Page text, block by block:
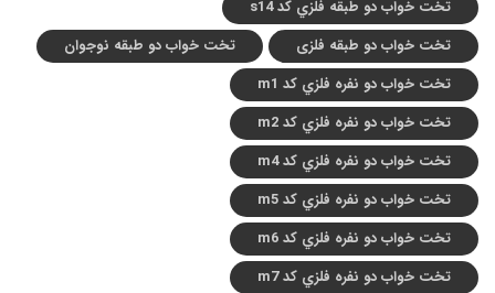
تخت خواب دو طبقه فلزي کد s14
تخت خواب دو طبقه فلزی
تخت خواب دو طبقه نوجوان
تخت خواب دو نفره فلزي کد m1
تخت خواب دو نفره فلزي کد m2
تخت خواب دو نفره فلزي کد m4
تخت خواب دو نفره فلزي کد m5
تخت خواب دو نفره فلزي کد m6
تخت خواب دو نفره فلزي کد m7